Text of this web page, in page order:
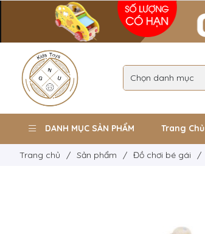
DANH MỤC SẢN PHẨM Trang Chủ
Trang chủ / Sản phẩm / Đồ chơi bé gái /